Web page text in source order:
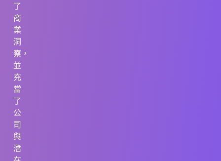
了
商
業
洞
察，
並
充
當
了
公
司
與
潛